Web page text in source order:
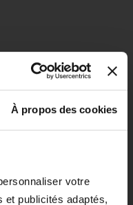
À propos des cookies
votre
et publicités adaptés,
close
PRODUIT
2026.